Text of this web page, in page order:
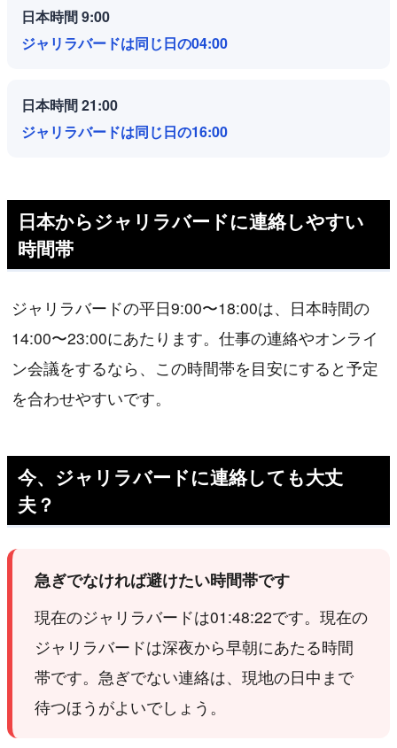
日本時間 9:00
ジャリラバードは同じ日の04:00
日本時間 21:00
ジャリラバードは同じ日の16:00
日本からジャリラバードに連絡しやすい
時間帯
ジャリラバードの平日9:00〜18:00は、日本時間の
14:00〜23:00にあたります。仕事の連絡やオンライ
ン会議をするなら、この時間帯を目安にすると予定
を合わせやすいです。
今、ジャリラバードに連絡しても大丈
夫？
急ぎでなければ避けたい時間帯です
現在のジャリラバードは01:48:22です。現在の
ジャリラバードは深夜から早朝にあたる時間
帯です。急ぎでない連絡は、現地の日中まで
待つほうがよいでしょう。